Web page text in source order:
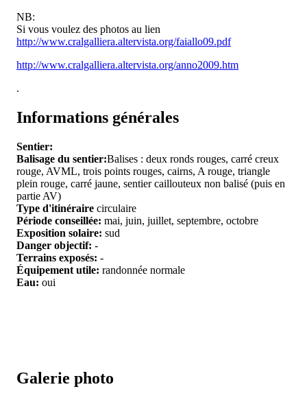
NB:
Si vous voulez des photos au lien
http://www.cralgalliera.altervista.org/faiallo09.pdf
http://www.cralgalliera.altervista.org/anno2009.htm
.
Informations générales
Sentier:
Balisage du sentier:Balises : deux ronds rouges, carré creux
rouge, AVML, trois points rouges, cairns, A rouge, triangle
plein rouge, carré jaune, sentier caillouteux non balisé (puis en
partie AV)
Type d'itinéraire circulaire
Période conseillée: mai, juin, juillet, septembre, octobre
Exposition solaire: sud
Danger objectif: -
Terrains exposés: -
Équipement utile: randonnée normale
Eau: oui
Galerie photo